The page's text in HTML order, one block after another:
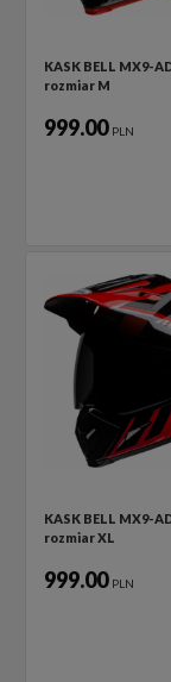
KASK BELL MX9-
rozmiar M
999.00 PLN
KASK BELL MX9-
rozmiar XL
999.00 PLN